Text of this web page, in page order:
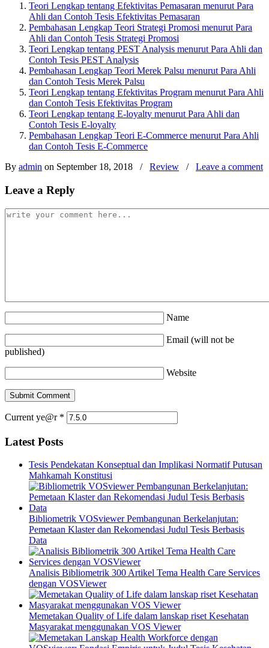
Teori Lengkap tentang Efektivitas Pemasaran menurut Para
Ahli dan Contoh Tesis Efektivitas Pemasaran
Pembahasan Lengkap Teori Strategi Promosi menurut Para
Ahli dan Contoh Tesis Strategi Promosi
Teori Lengkap tentang PEST Analysis menurut Para Ahli dan
Contoh Tesis PEST Analysis
Pembahasan Lengkap Teori Merek Palsu menurut Para Ahli
dan Contoh Tesis Merek Palsu
Teori Lengkap tentang Efektivitas Program menurut Para Ahli
dan Contoh Tesis Efektivitas Program
Teori Lengkap tentang E-loyalty menurut Para Ahli dan
Contoh Tesis E-loyalty
Pembahasan Lengkap Teori E-Commerce menurut Para Ahli
dan Contoh Tesis E-Commerce
By admin on September 18, 2018 / Review / Leave a comment
Leave a Reply
Name
Email (will not be
published)
Website
Current ye@r *
Latest Posts
Tesis Pendekatan Konseptual dan Implikasi Normatif Putusan
Mahkamah Konstitusi
Bibliometrik VOSviewer Pembangunan Berkelanjutan:
Pemetaan Klaster dan Rekomendasi Judul Tesis Berbasis
Data
Analisis Bibliometrik 300 Artikel Tema Health Care Services
dengan VOSViewer
Memetakan Quality of Life dalam lanskap riset Kesehatan
Masyarakat menggunakan VOS Viewer